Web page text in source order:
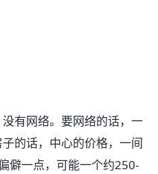
有网络。要网络的话，一
的话，中心的价格，一间
僻一点，可能一个约250-